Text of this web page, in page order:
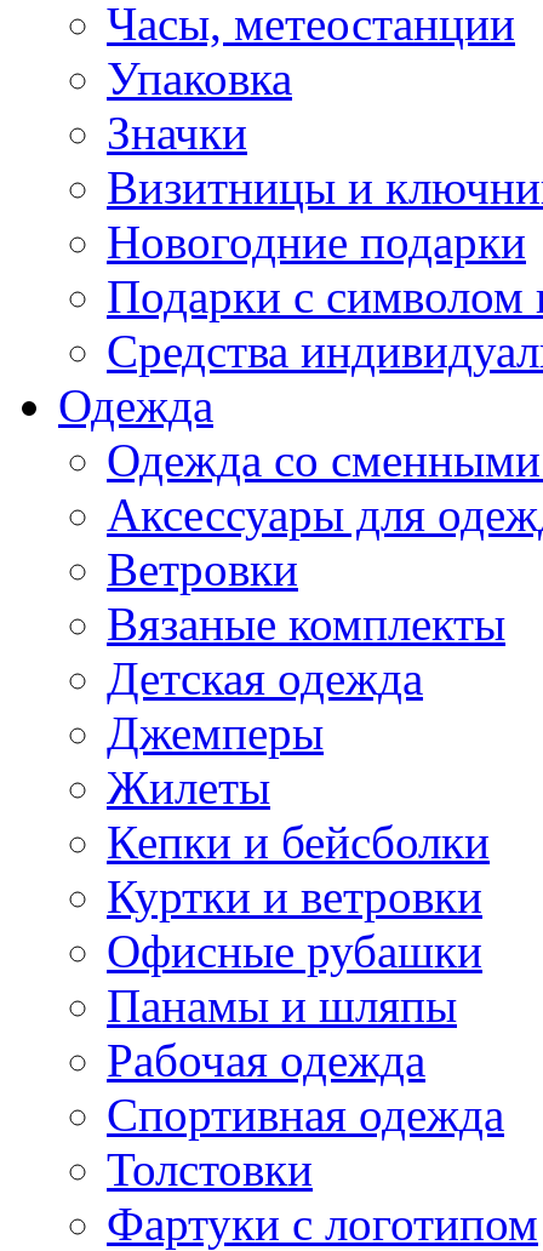
Часы, метеостанции
Упаковка
Значки
Визитницы и
Новогодние подарки
Подарки с символом
Средства
Одежда
Одежда со сменными
Аксессуары для
Ветровки
Вязаные комплекты
Детская одежда
Джемперы
Жилеты
Кепки и бейсболки
Куртки и ветровки
Офисные рубашки
Панамы и шляпы
Рабочая одежда
Спортивная одежда
Толстовки
Фартуки с логотипом